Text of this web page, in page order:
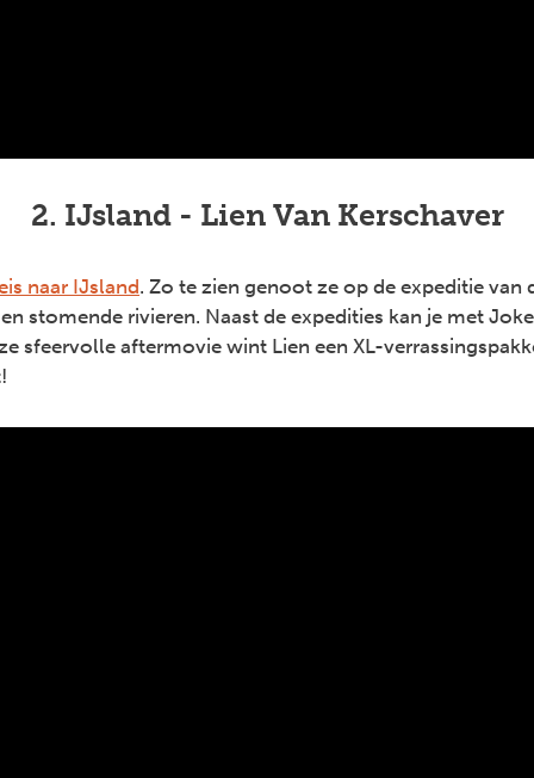
2. IJsland - Lien Van Kerschaver
naar IJsland. Zo te zien genoot ze op de expeditie van
stomende rivieren. Naast de expedities kan je met
sfeervolle aftermovie wint Lien een XL-